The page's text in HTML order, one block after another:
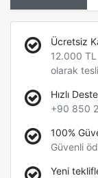
Ücretsiz
12.000
olarak
Hızlı
+90 850
100%
Güvenli
Yeni